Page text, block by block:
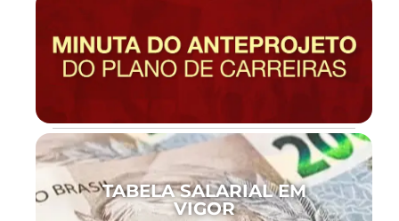
TABELA SALARIAL EM
VIGOR